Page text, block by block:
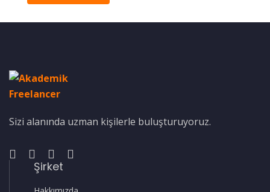
Sizi alanında uzman kişilerle buluşturuyoruz.
Şirket